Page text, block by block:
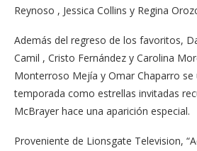
Reynoso , Jessica Collins y Regina
Además del regreso de los favoritos,
Camil , Cristo Fernández y Carolina
Monterroso Mejía y Omar Chaparro se
temporada como estrellas invitadas
McBrayer hace una aparición especial.
Proveniente de Lionsgate Television,